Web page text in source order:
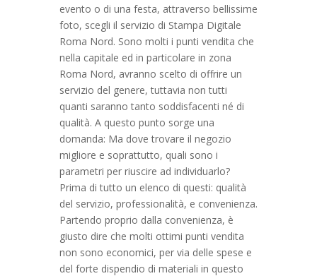
evento o di una festa, attraverso bellissime
foto, scegli il servizio di Stampa Digitale
Roma Nord. Sono molti i punti vendita che
nella capitale ed in particolare in zona
Roma Nord, avranno scelto di offrire un
servizio del genere, tuttavia non tutti
quanti saranno tanto soddisfacenti né di
qualità. A questo punto sorge una
domanda: Ma dove trovare il negozio
migliore e soprattutto, quali sono i
parametri per riuscire ad individuarlo?
Prima di tutto un elenco di questi: qualità
del servizio, professionalità, e convenienza.
Partendo proprio dalla convenienza, è
giusto dire che molti ottimi punti vendita
non sono economici, per via delle spese e
del forte dispendio di materiali in questo